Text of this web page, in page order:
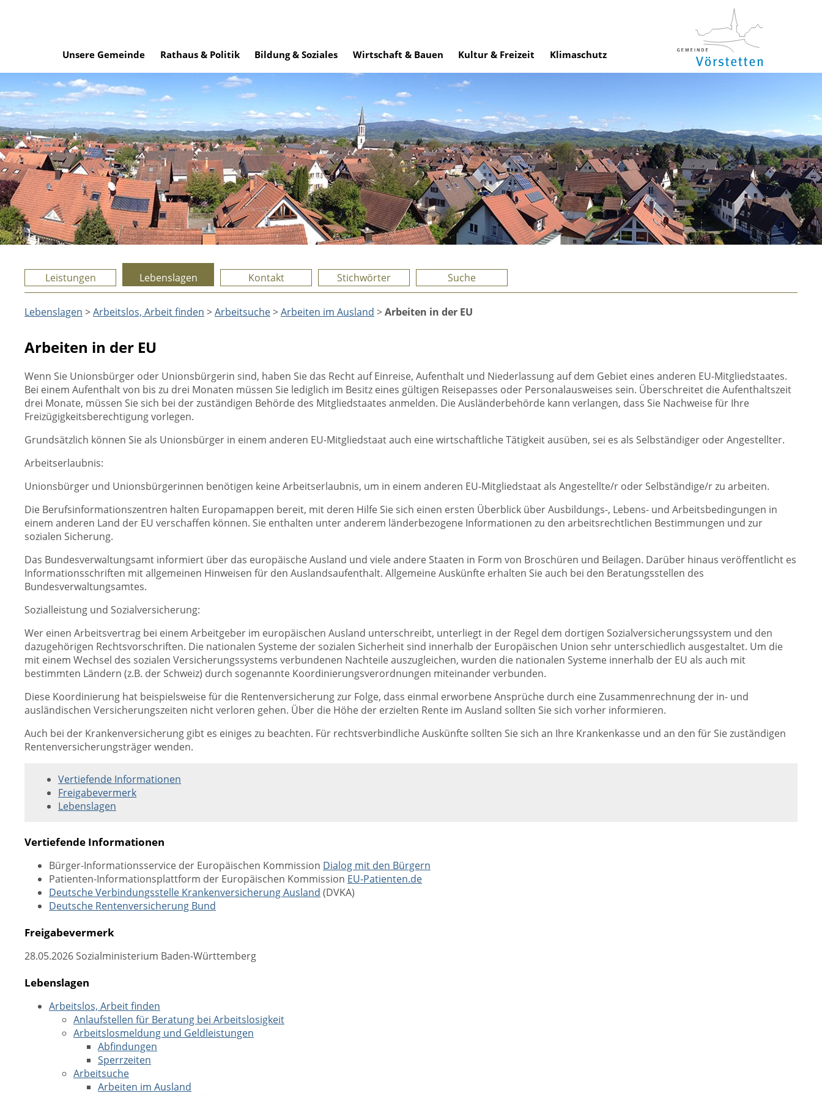
Unsere Gemeinde Rathaus & Politik Bildung & Soziales Wirtschaft & Bauen Kultur & Freizeit Klimaschutz
Leistungen Lebenslagen Kontakt Stichwörter Suche
Lebenslagen >Arbeitslos, Arbeit finden >Arbeitsuche>Arbeiten im Ausland >Arbeiten in der EU
Arbeiten in der EU
Wenn Sie Unionsbürger oder Unionsbürgerin sind, haben Sie das Recht auf Einreise, Aufenthalt und Niederlassung auf dem Gebiet eines anderen EU-Mitgliedstaates.
Bei einem Aufenthalt von bis zu drei Monaten müssen Sie lediglich im Besitz eines gültigen Reisepasses oder Personalausweises sein. Überschreitet die Aufenthaltszeit
drei Monate, müssen Sie sich bei der zuständigen Behörde des Mitgliedstaates anmelden. Die Ausländerbehörde kann verlangen, dass Sie Nachweise für Ihre
Freizügigkeitsberechtigung vorlegen.
Grundsätzlich können Sie als Unionsbürger in einem anderen EU-Mitgliedstaat auch eine wirtschaftliche Tätigkeit ausüben, sei es als Selbständiger oder Angestellter.
Arbeitserlaubnis:
Unionsbürger und Unionsbürgerinnen benötigen keine Arbeitserlaubnis, um in einem anderen EU-Mitgliedstaat als Angestellte/r oder Selbständige/r zu arbeiten.
Die Berufsinformationszentren halten Europamappen bereit, mit deren Hilfe Sie sich einen ersten Überblick über Ausbildungs-, Lebens- und Arbeitsbedingungen in
einem anderen Land der EU verschaffen können. Sie enthalten unter anderem länderbezogene Informationen zu den arbeitsrechtlichen Bestimmungen und zur
sozialen Sicherung.
Das Bundesverwaltungsamt informiert über das europäische Ausland und viele andere Staaten in Form von Broschüren und Beilagen. Darüber hinaus veröffentlicht es
Informationsschriften mit allgemeinen Hinweisen für den Auslandsaufenthalt. Allgemeine Auskünfte erhalten Sie auch bei den Beratungsstellen des
Bundesverwaltungsamtes.
Sozialleistung und Sozialversicherung:
Wer einen Arbeitsvertrag bei einem Arbeitgeber im europäischen Ausland unterschreibt, unterliegt in der Regel dem dortigen Sozialversicherungssystem und den
dazugehörigen Rechtsvorschriften. Die nationalen Systeme der sozialen Sicherheit sind innerhalb der Europäischen Union sehr unterschiedlich ausgestaltet. Um die
mit einem Wechsel des sozialen Versicherungssystems verbundenen Nachteile auszugleichen, wurden die nationalen Systeme innerhalb der EU als auch mit
bestimmten Ländern (z.B. der Schweiz) durch sogenannte Koordinierungsverordnungen miteinander verbunden.
Diese Koordinierung hat beispielsweise für die Rentenversicherung zur Folge, dass einmal erworbene Ansprüche durch eine Zusammenrechnung der in- und
ausländischen Versicherungszeiten nicht verloren gehen. Über die Höhe der erzielten Rente im Ausland sollten Sie sich vorher informieren.
Auch bei der Krankenversicherung gibt es einiges zu beachten. Für rechtsverbindliche Auskünfte sollten Sie sich an Ihre Krankenkasse und an den für Sie zuständigen
Rentenversicherungsträger wenden.
Vertiefende Informationen
Freigabevermerk
Lebenslagen
Vertiefende Informationen
Bürger-Informationsservice der Europäischen Kommission Dialog mit den Bürgern
Patienten-Informationsplattform der Europäischen Kommission EU-Patienten.de
Deutsche Verbindungsstelle Krankenversicherung Ausland (DVKA)
Deutsche Rentenversicherung Bund
Freigabevermerk
28.05.2026 Sozialministerium Baden-Württemberg
Lebenslagen
Arbeitslos, Arbeit finden
Anlaufstellen für Beratung bei Arbeitslosigkeit
Arbeitslosmeldung und Geldleistungen
Abfindungen
Sperrzeiten
Arbeitsuche
Arbeiten im Ausland